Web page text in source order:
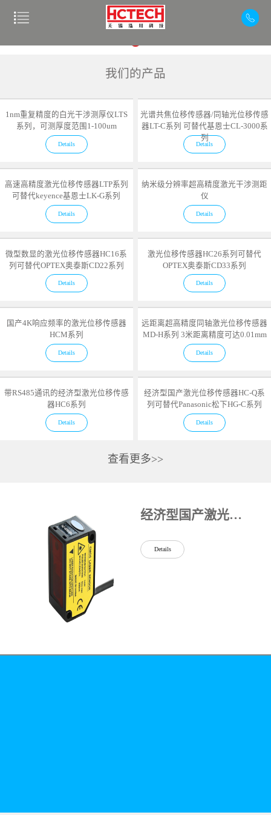
我们的产品
1nm重复精度的白光干涉测厚仪LTS
系列，可测厚度范围1-100um
Details
光谱共焦位移传感器/同轴光位移传感
器LT-C系列 可替代基恩士CL-3000系
列
Details
高速高精度激光位移传感器LTP系列
可替代keyence基恩士LK-G系列
Details
纳米级分辨率超高精度激光干涉测距
仪
Details
微型数显的激光位移传感器HC16系
列可替代OPTEX奥泰斯CD22系列
Details
激光位移传感器HC26系列可替代
OPTEX奥泰斯CD33系列
Details
国产4K响应频率的激光位移传感器
HCM系列
Details
远距离超高精度同轴激光位移传感器
MD-H系列 3米距离精度可达0.01mm
Details
带RS485通讯的经济型激光位移传感
器HC6系列
Details
经济型国产激光位移传感器HC-Q系
列可替代Panasonic松下HG-C系列
Details
查看更多>>
经济型国产激光位移传感器HC-Q系列可替代Panasonic松下HG-C系列
Details
有